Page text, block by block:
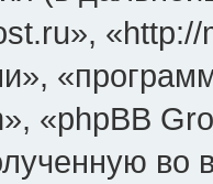
«phpBB
во